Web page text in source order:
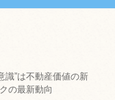
識”は不動産価値の新
の最新動向